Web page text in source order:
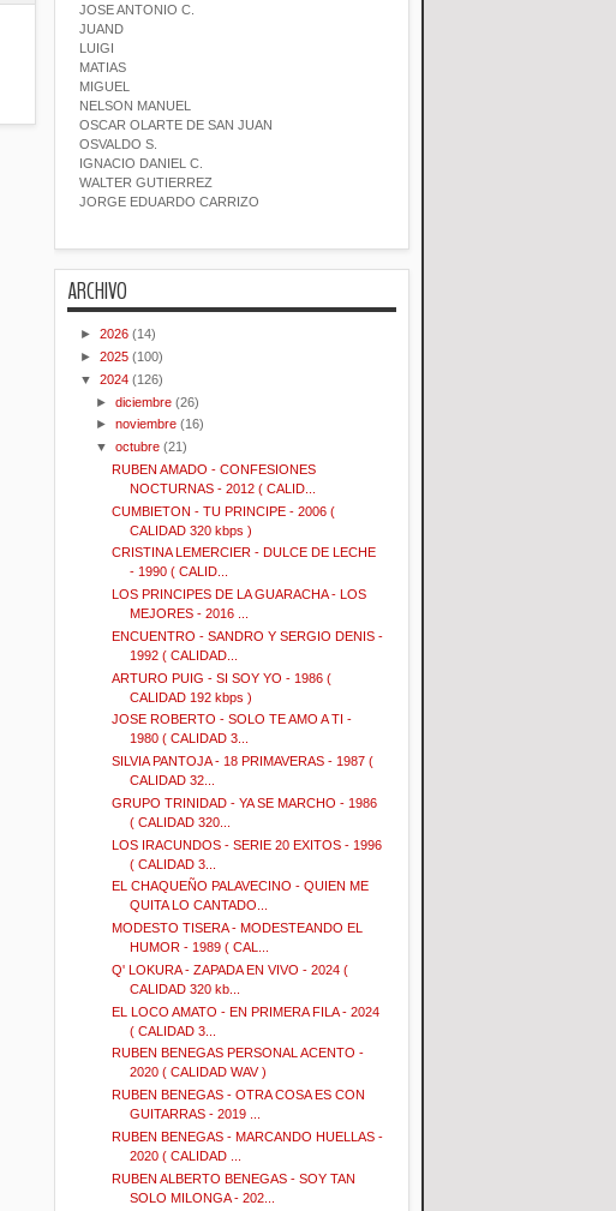
JOSE ANTONIO C.
JUAND
LUIGI
MATIAS
MIGUEL
NELSON MANUEL
OSCAR OLARTE DE SAN JUAN
OSVALDO S.
IGNACIO DANIEL C.
WALTER GUTIERREZ
JORGE EDUARDO CARRIZO
ARCHIVO
► 2026 (14)
► 2025 (100)
▼ 2024 (126)
►diciembre (26)
►noviembre (16)
▼octubre (21)
RUBEN AMADO - CONFESIONES
NOCTURNAS - 2012 ( CALID...
CUMBIETON - TU PRINCIPE - 2006 (
CALIDAD 320 kbps )
CRISTINA LEMERCIER - DULCE DE LECHE
- 1990 ( CALID...
LOS PRINCIPES DE LA GUARACHA - LOS
MEJORES - 2016 ...
ENCUENTRO - SANDRO Y SERGIO DENIS -
1992 ( CALIDAD...
ARTURO PUIG - SI SOY YO - 1986 (
CALIDAD 192 kbps )
JOSE ROBERTO - SOLO TE AMO A TI -
1980 ( CALIDAD 3...
SILVIA PANTOJA - 18 PRIMAVERAS - 1987 (
CALIDAD 32...
GRUPO TRINIDAD - YA SE MARCHO - 1986
( CALIDAD 320...
LOS IRACUNDOS - SERIE 20 EXITOS - 1996
( CALIDAD 3...
EL CHAQUEÑO PALAVECINO - QUIEN ME
QUITA LO CANTADO...
MODESTO TISERA - MODESTEANDO EL
HUMOR - 1989 ( CAL...
Q' LOKURA - ZAPADA EN VIVO - 2024 (
CALIDAD 320 kb...
EL LOCO AMATO - EN PRIMERA FILA - 2024
( CALIDAD 3...
RUBEN BENEGAS PERSONAL ACENTO -
2020 ( CALIDAD WAV )
RUBEN BENEGAS - OTRA COSA ES CON
GUITARRAS - 2019 ...
RUBEN BENEGAS - MARCANDO HUELLAS -
2020 ( CALIDAD ...
RUBEN ALBERTO BENEGAS - SOY TAN
SOLO MILONGA - 202...